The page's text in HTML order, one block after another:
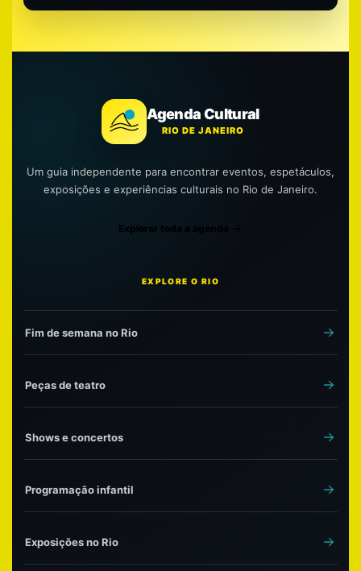
Agenda Cultural
RIO DE JANEIRO
Um guia independente para encontrar eventos, espetáculos,
exposições e experiências culturais no Rio de Janeiro.
Explorar toda a agenda
EXPLORE O RIO
Fim de semana no Rio
Peças de teatro
Shows e concertos
Programação infantil
Exposições no Rio